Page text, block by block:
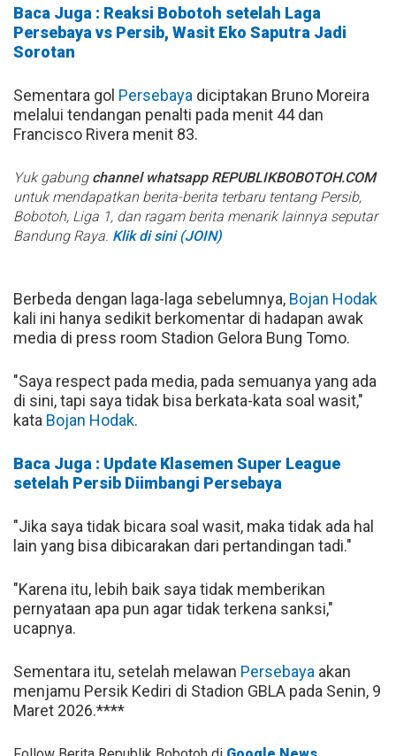
Baca Juga : Reaksi Bobotoh setelah Laga
Persebaya vs Persib, Wasit Eko Saputra Jadi
Sorotan
Sementara gol Persebaya diciptakan Bruno Moreira
melalui tendangan penalti pada menit 44 dan
Francisco Rivera menit 83.
Yuk gabung channel whatsapp REPUBLIKBOBOTOH.COM
untuk mendapatkan berita-berita terbaru tentang Persib,
Bobotoh, Liga 1, dan ragam berita menarik lainnya seputar
Bandung Raya. Klik di sini (JOIN)
Berbeda dengan laga-laga sebelumnya, Bojan Hodak
kali ini hanya sedikit berkomentar di hadapan awak
media di press room Stadion Gelora Bung Tomo.
"Saya respect pada media, pada semuanya yang ada
di sini, tapi saya tidak bisa berkata-kata soal wasit,"
kata Bojan Hodak.
Baca Juga : Update Klasemen Super League
setelah Persib Diimbangi Persebaya
"Jika saya tidak bicara soal wasit, maka tidak ada hal
lain yang bisa dibicarakan dari pertandingan tadi."
"Karena itu, lebih baik saya tidak memberikan
pernyataan apa pun agar tidak terkena sanksi,"
ucapnya.
Sementara itu, setelah melawan Persebaya akan
menjamu Persik Kediri di Stadion GBLA pada Senin, 9
Maret 2026.****